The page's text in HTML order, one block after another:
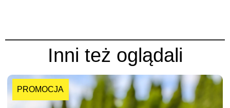
Inni też oglądali
PROMOCJA